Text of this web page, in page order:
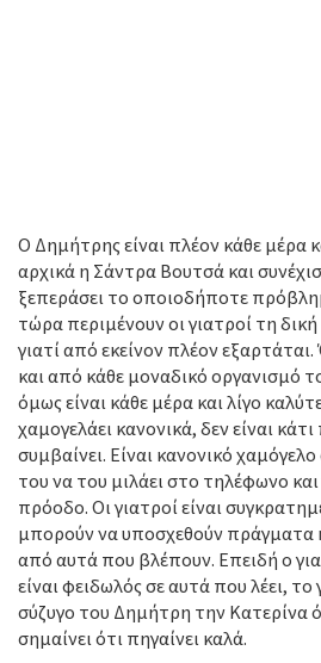
Ο Δημήτρης είναι πλέον κάθε μέρα
αρχικά η Σάντρα Βουτσά και
ξεπεράσει το οποιοδήποτε
τώρα περιμένουν οι γιατροί τη
γιατί από εκείνον πλέον
και από κάθε μοναδικό οργανισμό
όμως είναι κάθε μέρα και λίγο
χαμογελάει κανονικά, δεν είναι κάτι
συμβαίνει. Είναι κανονικό
του να του μιλάει στο τηλέφωνο και
πρόοδο. Οι γιατροί είναι
μπορούν να υποσχεθούν
από αυτά που βλέπουν. Επειδή ο
είναι φειδωλός σε αυτά που λέει, το
σύζυγο του Δημήτρη την Κατερίνα
σημαίνει ότι πηγαίνει καλά.